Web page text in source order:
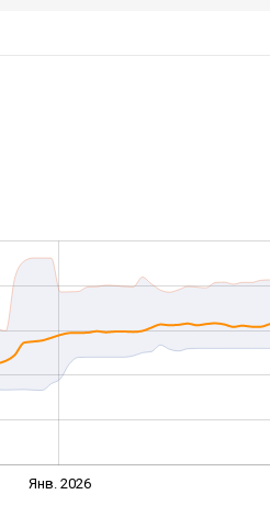
Янв. 2026